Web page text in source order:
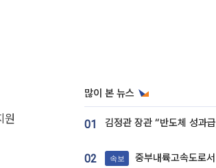
원
많이 본 뉴스
01
02 속보 중부내륙고속도로서